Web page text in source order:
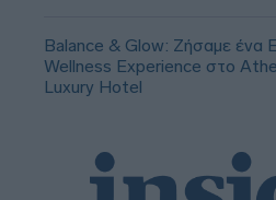
Balance & Glow: Ζήσαμε ένα
Wellness Experience στο
Luxury Hotel